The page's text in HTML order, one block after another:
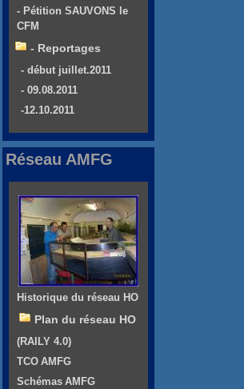
- Pétition SAUVONS le
CFM
- Reportages
- début juillet.2011
- 09.08.2011
-12.10.2011
Réseau AMFG
Historique du réseau HO
Plan du réseau HO
(RAILY 4.0)
TCO AMFG
Schémas AMFG